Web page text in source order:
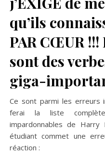
qu’ils
PAR CŒUR !!!
sont des
giga-
Ce sont parmi les erreurs
ferai la liste
impardonnables de Harry
étudiant commet une
réaction :